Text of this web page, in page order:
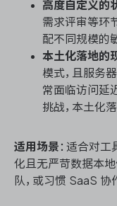
高度自定义的
需求评审等环
配不同规模的
本土化落地的
模式，且服务
常面临访问延
挑战，本土化
适用场景 ：适合对
化且无严苛数据本
队，或习惯 SaaS 协